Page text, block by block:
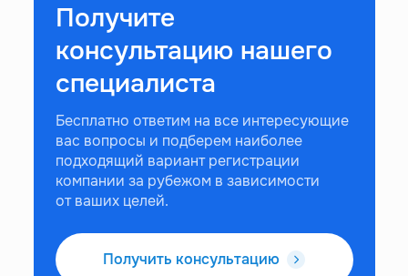
Получите
консультацию нашего
специалиста
Бесплатно ответим на все интересующие
вас вопросы и подберем наиболее
подходящий вариант регистрации
компании за рубежом в зависимости
от ваших целей.
Получить консультацию